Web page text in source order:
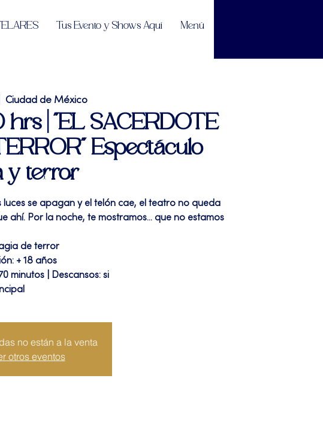
Tus Evento y Shows Aquí Menú
Ciudad de México
| "EL SACERDOTE
Espectáculo
y terror
luces se apagan y el telón cae, el teatro no queda
ahí. Por la noche, te mostramos... que no estamos
de terror
+ 18 años
minutos | Descansos: si
no están a la venta
otros eventos